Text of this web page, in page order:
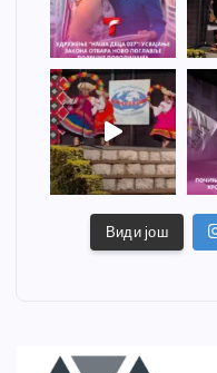
Види још